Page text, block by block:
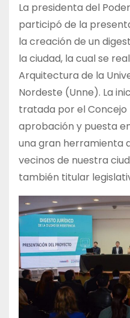
La presidenta del
participó de la
la creación de un
la ciudad, la cual se
Arquitectura de la
Nordeste (Unne). La
tratada por el Concejo
aprobación y puesta
una gran herramienta
vecinos de nuestra
también titular